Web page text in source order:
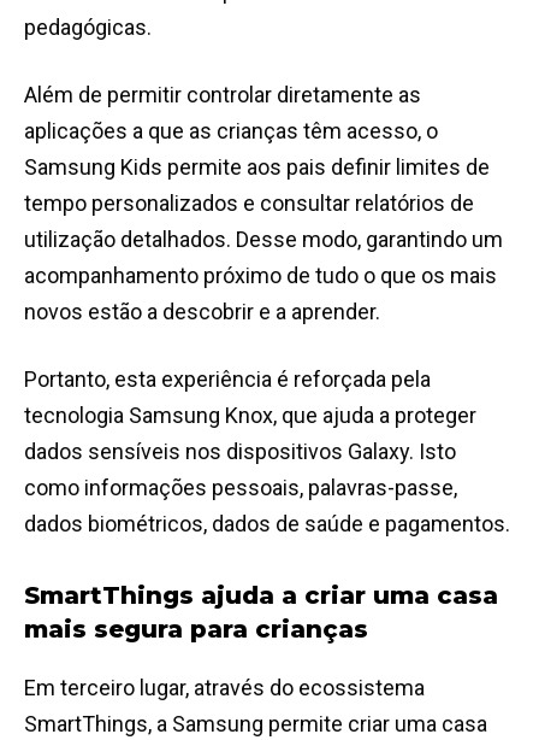
pedagógicas.
Além de permitir controlar diretamente as
aplicações a que as crianças têm acesso, o
Samsung Kids permite aos pais definir limites de
tempo personalizados e consultar relatórios de
utilização detalhados. Desse modo, garantindo um
acompanhamento próximo de tudo o que os mais
novos estão a descobrir e a aprender.
Portanto, esta experiência é reforçada pela
tecnologia Samsung Knox, que ajuda a proteger
dados sensíveis nos dispositivos Galaxy. Isto
como informações pessoais, palavras-passe,
dados biométricos, dados de saúde e pagamentos.
SmartThings ajuda a criar uma casa
mais segura para crianças
Em terceiro lugar, através do ecossistema
SmartThings, a Samsung permite criar uma casa